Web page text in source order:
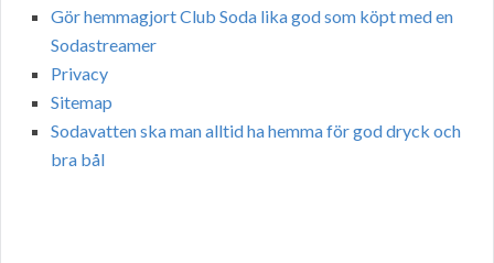
Gör hemmagjort Club Soda lika god som köpt med en
Sodastreamer
Privacy
Sitemap
Sodavatten ska man alltid ha hemma för god dryck och
bra bål